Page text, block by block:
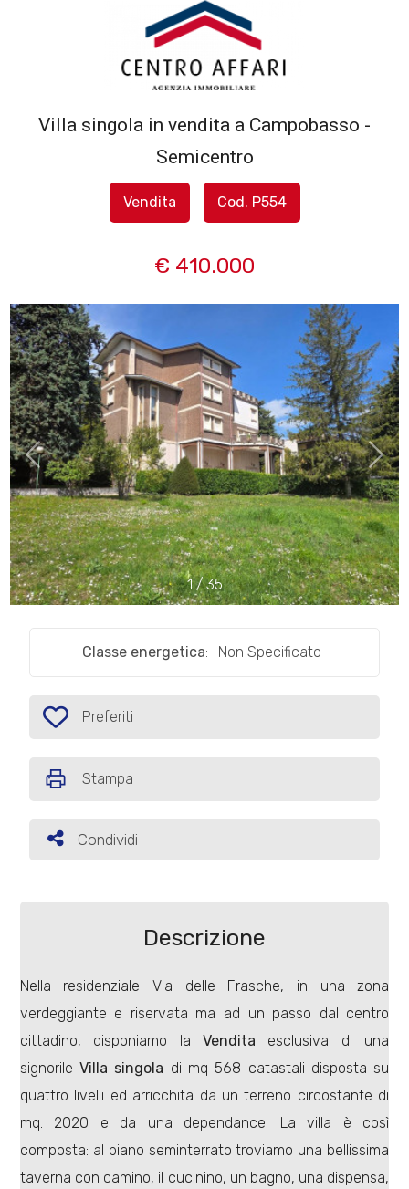
Villa singola in vendita a Campobasso -
Semicentro
Vendita Cod. P554
€ 410.000
1 / 35
Classe energetica: Non Specificato
Preferiti: Cod. P554
Preferiti
Stampa
Condividi
Condividi
Descrizione
Nella residenziale Via delle Frasche, in una zona
verdeggiante e riservata ma ad un passo dal centro
cittadino, disponiamo la Vendita esclusiva di una
signorileVilla singola di mq 568 catastali disposta su
quattro livelli ed arricchita da un terreno circostante di
mq. 2020 e da una dependance. La villa è così
composta: al piano seminterrato troviamo una bellissima
taverna con camino, il cucinino, un bagno, una dispensa,
IN
AFFITTO
SFOGLIA
IL
NOSTRO
GIORNALINO
CONTATTI
Scegli
dove
cercare
Provincia
Comune
Tipologia
multiscelta
Prezzo
Totale
mq